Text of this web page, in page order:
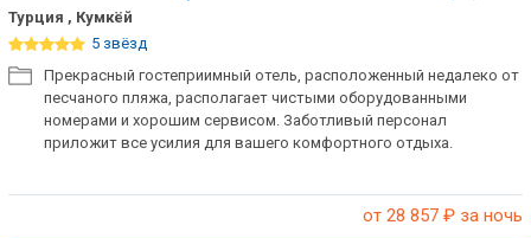
Турция , Кумкёй
5 звёзд
Прекрасный гостеприимный отель, расположенный недалеко от
песчаного пляжа, располагает чистыми оборудованными
номерами и хорошим сервисом. Заботливый персонал
приложит все усилия для вашего комфортного отдыха.
от 28 857 ₽ за ночь